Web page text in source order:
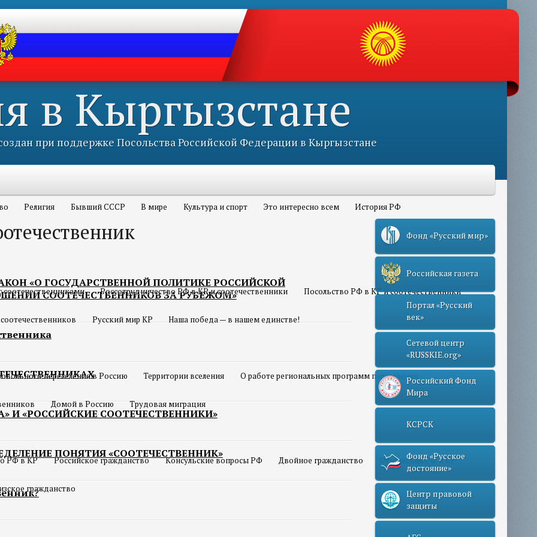
в Кыргызстане
при поддержке Посольства Российской Федерации в Кыргызстане
Религия Бывший СССР В мире Культура и спорт Это интересно всем История РФ
соотечественниками Россотрудничество РФ в КР и соотечественники Посольство РФ в КР и соотечественники
Русский мир КР Наша победа — в нашем единстве!
переселения в Россию Территории вселения О работе региональных программ переселения
Домой в Россию Трудовая миграция
РФ в КР Российское гражданство Консульские вопросы РФ Двойное гражданство Отношения РФ и КР
гражданство
«О ГОСУДАРСТВЕННОЙ ПОЛИТИКЕ РОССИЙСКОЙ
СООТЕЧЕСТВЕННИКОВ ЗА РУБЕЖОМ»
И «РОССИЙСКИЕ СООТЕЧЕСТВЕННИКИ»
ПОНЯТИЯ «СООТЕЧЕСТВЕННИК»
Фонд «Русский мир»
Российская газета
Портал «Русский
век»
Сетевой центр
«RUSSKIE.org»
Российский Фонд
Мира
КСРСК
Фонд «Русское
достояние»
Центр правовой
защиты